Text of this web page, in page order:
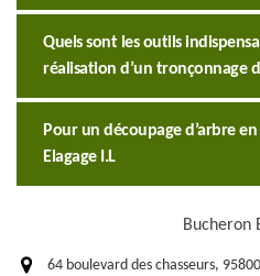
Quels sont les outils
réalisation d’un tronçonnage
Pour un découpage d’arbre
Elagage I.L
Bucheron
64 boulevard des chasseurs,